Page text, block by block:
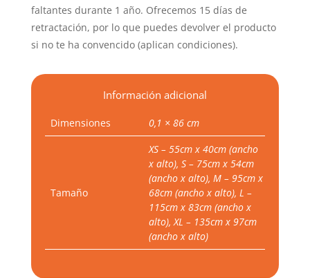
faltantes durante 1 año. Ofrecemos 15 días de
retractación, por lo que puedes devolver el producto
si no te ha convencido (aplican condiciones).
Información adicional
Dimensiones 0,1 × 86 cm
Tamaño
XS – 55cm x 40cm (ancho
x alto), S – 75cm x 54cm
(ancho x alto), M – 95cm x
68cm (ancho x alto), L –
115cm x 83cm (ancho x
alto), XL – 135cm x 97cm
(ancho x alto)